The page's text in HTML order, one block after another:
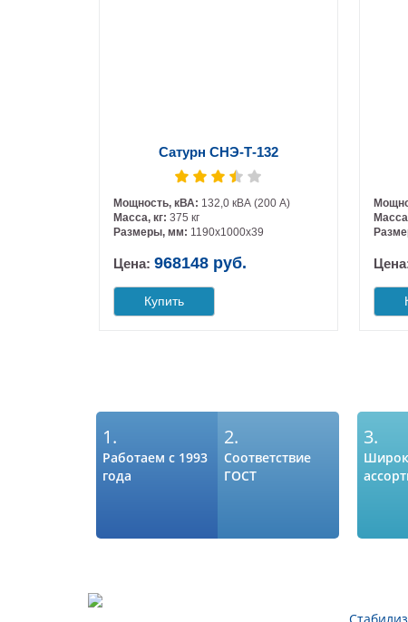
Сатурн СНЭ-Т-132
Мощность, кВА: 132,0 кВА (200 А)
Масса, кг: 375 кг
Размеры, мм: 1190х1000х39
Цена: 968148 руб.
Купить
1.
Работаем с 1993
года
2.
Соответствие
ГОСТ
3.